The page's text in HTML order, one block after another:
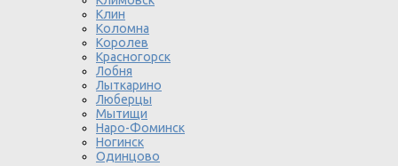
Клин
Коломна
Королев
Красногорск
Лобня
Лыткарино
Люберцы
Мытищи
Наро-Фоминск
Ногинск
Одинцово